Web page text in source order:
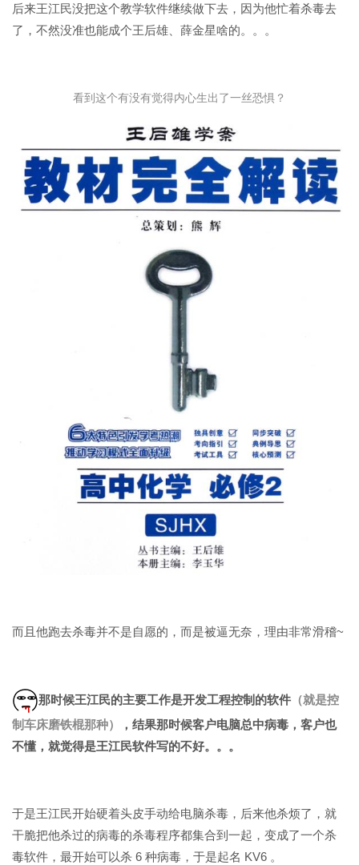
后来王江民没把这个教学软件继续做下去，因为他忙着杀毒去
了，不然没准也能成个王后雄、薛金星啥的。。。
看到这个有没有觉得内心生出了一丝恐惧？
而且他跑去杀毒并不是自愿的，而是被逼无奈，理由非常滑稽~
那时候王江民的主要工作是开发工程控制的软件 （就是控
制车床磨铁棍那种）
，结果那时候客户电脑总中病毒，客户也
不懂，就觉得是王江民软件写的不好。。。
于是王江民开始硬着头皮手动给电脑杀毒，后来他杀烦了，就
干脆把他杀过的病毒的杀毒程序都集合到一起，变成了一个杀
毒软件，最开始可以杀 6 种病毒，于是起名 KV6 。